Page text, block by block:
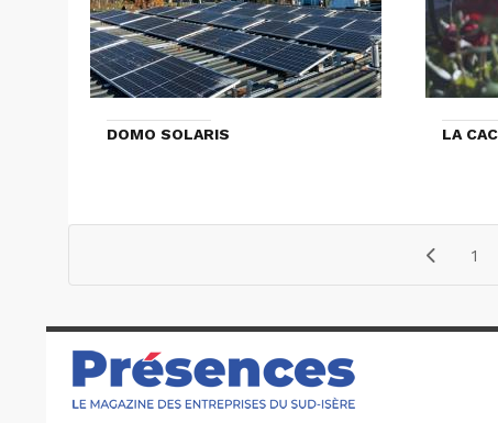
DOMO SOLARIS LA
1